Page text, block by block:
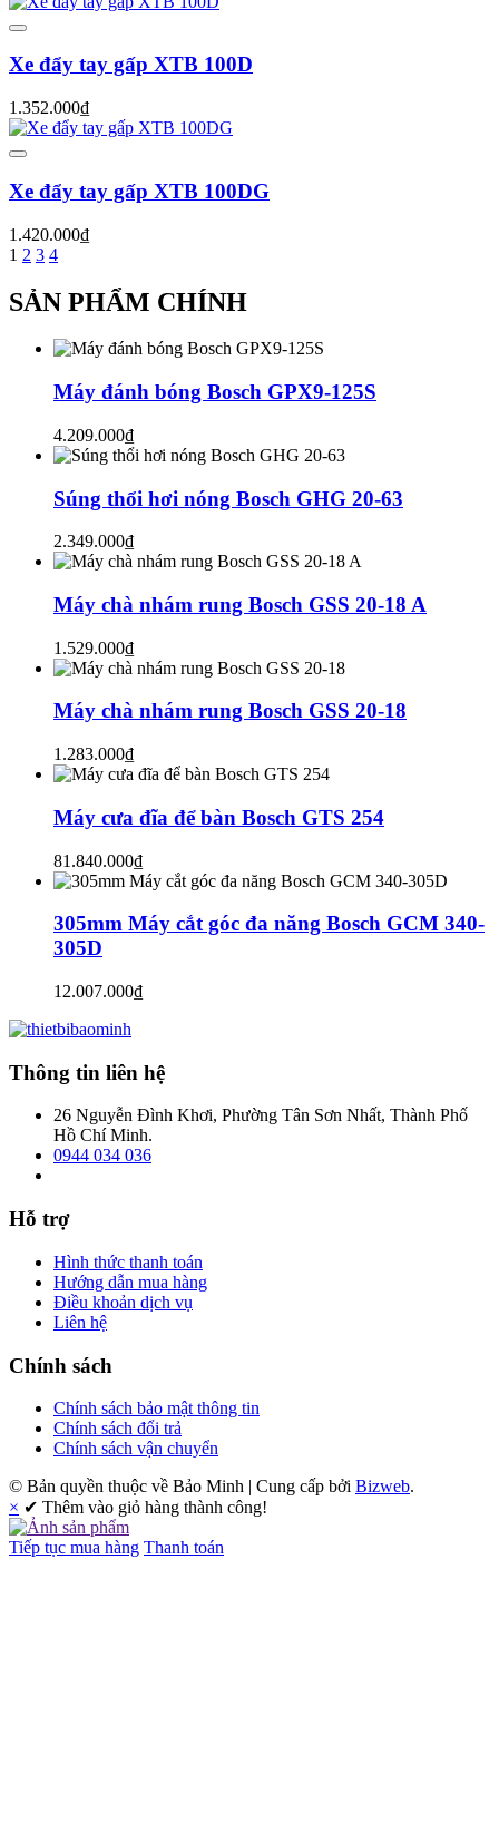
Xe đẩy tay gấp XTB 100D
1.352.000₫
Xe đẩy tay gấp XTB 100DG
1.420.000₫
1 2 3 4
SẢN PHẨM CHÍNH
Máy đánh bóng Bosch GPX9-125S
4.209.000₫
Súng thổi hơi nóng Bosch GHG 20-63
2.349.000₫
Máy chà nhám rung Bosch GSS 20-18 A
1.529.000₫
Máy chà nhám rung Bosch GSS 20-18
1.283.000₫
Máy cưa đĩa để bàn Bosch GTS 254
81.840.000₫
305mm Máy cắt góc đa năng Bosch GCM 340-
305D
12.007.000₫
Thông tin liên hệ
26 Nguyễn Đình Khơi, Phường Tân Sơn Nhất, Thành Phố
Hồ Chí Minh.
0944 034 036
Hỗ trợ
Hình thức thanh toán
Hướng dẫn mua hàng
Điều khoản dịch vụ
Liên hệ
Chính sách
Chính sách bảo mật thông tin
Chính sách đổi trả
Chính sách vận chuyển
© Bản quyền thuộc về Bảo Minh | Cung cấp bởi Bizweb.
× ✔ Thêm vào giỏ hàng thành công!
Tiếp tục mua hàng Thanh toán